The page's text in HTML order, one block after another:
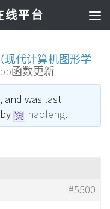
线平台
现代计算机图形学
函数更新
and was last
by haofeng.
#5500